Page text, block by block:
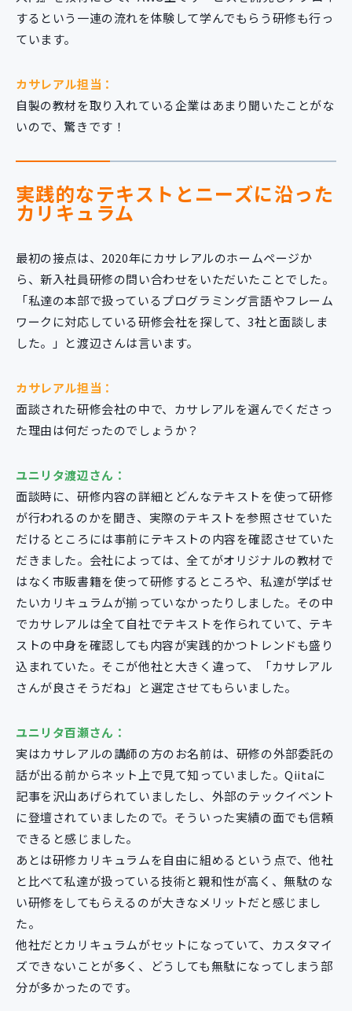
するという一連の流れを体験して学んでもらう研修も行っ
ています。
カサレアル担当：
自製の教材を取り入れている企業はあまり聞いたことがな
いので、驚きです！
実践的なテキストとニーズに沿った
カリキュラム
最初の接点は、2020年にカサレアルのホームページか
ら、新入社員研修の問い合わせをいただいたことでした。
「私達の本部で扱っているプログラミング言語やフレーム
ワークに対応している研修会社を探して、3社と面談しま
した。」と渡辺さんは言います。
カサレアル担当：
面談された研修会社の中で、カサレアルを選んでくださっ
た理由は何だったのでしょうか？
ユニリタ渡辺さん：
面談時に、研修内容の詳細とどんなテキストを使って研修
が行われるのかを聞き、実際のテキストを参照させていた
だけるところには事前にテキストの内容を確認させていた
だきました。会社によっては、全てがオリジナルの教材で
はなく市販書籍を使って研修するところや、私達が学ばせ
たいカリキュラムが揃っていなかったりしました。その中
でカサレアルは全て自社でテキストを作られていて、テキ
ストの中身を確認しても内容が実践的かつトレンドも盛り
込まれていた。そこが他社と大きく違って、「カサレアル
さんが良さそうだね」と選定させてもらいました。
ユニリタ百瀬さん：
実はカサレアルの講師の方のお名前は、研修の外部委託の
話が出る前からネット上で見て知っていました。Qiitaに
記事を沢山あげられていましたし、外部のテックイベント
に登壇されていましたので。そういった実績の面でも信頼
できると感じました。
あとは研修カリキュラムを自由に組めるという点で、他社
と比べて私達が扱っている技術と親和性が高く、無駄のな
い研修をしてもらえるのが大きなメリットだと感じまし
た。
他社だとカリキュラムがセットになっていて、カスタマイ
ズできないことが多く、どうしても無駄になってしまう部
分が多かったのです。